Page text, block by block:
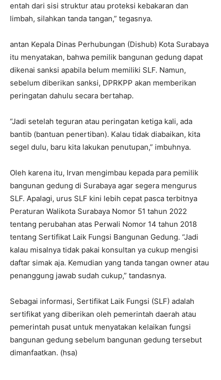
entah dari sisi struktur atau proteksi kebakaran dan
limbah, silahkan tanda tangan,” tegasnya.
antan Kepala Dinas Perhubungan (Dishub) Kota Surabaya
itu menyatakan, bahwa pemilik bangunan gedung dapat
dikenai sanksi apabila belum memiliki SLF. Namun,
sebelum diberikan sanksi, DPRKPP akan memberikan
peringatan dahulu secara bertahap.
“Jadi setelah teguran atau peringatan ketiga kali, ada
bantib (bantuan penertiban). Kalau tidak diabaikan, kita
segel dulu, baru kita lakukan penutupan,” imbuhnya.
Oleh karena itu, Irvan mengimbau kepada para pemilik
bangunan gedung di Surabaya agar segera mengurus
SLF. Apalagi, urus SLF kini lebih cepat pasca terbitnya
Peraturan Walikota Surabaya Nomor 51 tahun 2022
tentang perubahan atas Perwali Nomor 14 tahun 2018
tentang Sertifikat Laik Fungsi Bangunan Gedung. “Jadi
kalau misalnya tidak pakai konsultan ya cukup mengisi
daftar simak aja. Kemudian yang tanda tangan owner atau
penanggung jawab sudah cukup,” tandasnya.
Sebagai informasi, Sertifikat Laik Fungsi (SLF) adalah
sertifikat yang diberikan oleh pemerintah daerah atau
pemerintah pusat untuk menyatakan kelaikan fungsi
bangunan gedung sebelum bangunan gedung tersebut
dimanfaatkan. (hsa)